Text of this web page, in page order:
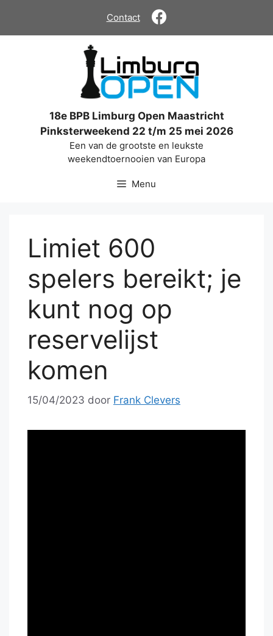
de
Contact
18e BPB Limburg Open Maastricht
Pinksterweekend 22 t/m 25 mei 2026
Een van de grootste en leukste
weekendtoernooien van Europa
Menu
Limiet 600
spelers bereikt; je
kunt nog op
reservelijst
komen
15/04/2023 door Frank Clevers